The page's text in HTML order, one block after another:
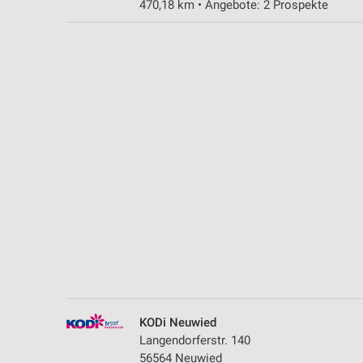
470,18 km • Angebote: 2 Prospekte
KODi Neuwied
Langendorferstr. 140
56564 Neuwied
Messung der Performance von Inhalten
Funktional